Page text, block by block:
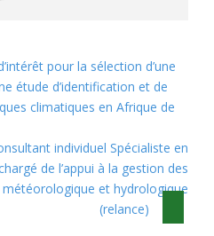
pour la sélection d’une
étude d’identification et de
climatiques en Afrique de
individuel Spécialiste en
de l’appui à la gestion des
météorologique et hydrologique
(relance)